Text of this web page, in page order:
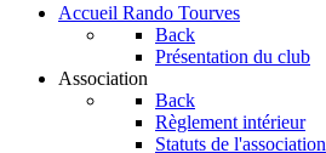
Accueil Rando Tourves
Back
Présentation du club
Association
Back
Règlement intérieur
Statuts de l'association